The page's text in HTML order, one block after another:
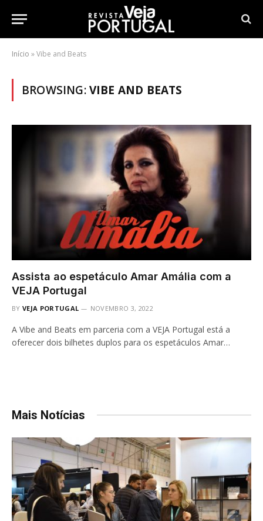
Início »Vibe and Beats
BROWSING:VIBE AND BEATS
Assista ao espetáculo Amar Amália com a
VEJA Portugal
BY VEJA PORTUGAL NOVEMBRO 3, 2022
A Vibe and Beats em parceria com a VEJA Portugal está a
oferecer dois bilhetes duplos para os espetáculos Amar…
Mais Notícias